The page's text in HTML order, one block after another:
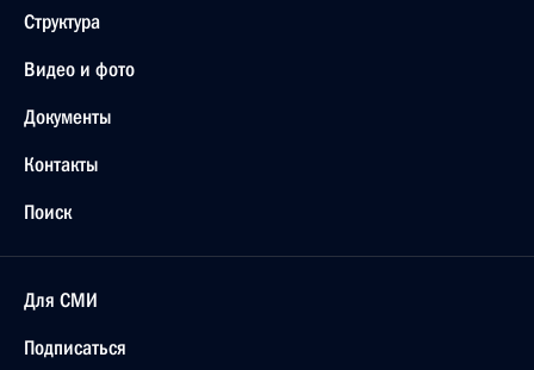
Структура
Видео и фото
Документы
Контакты
Поиск
Для СМИ
Подписаться